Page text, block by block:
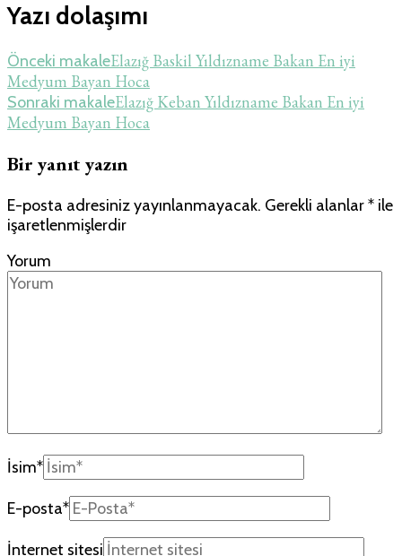
Yazı dolaşımı
Önceki makaleElazığ Baskil Yıldızname Bakan En iyi
Medyum Bayan Hoca
Sonraki makaleElazığ Keban Yıldızname Bakan En iyi
Medyum Bayan Hoca
Bir yanıt yazın
E-posta adresiniz yayınlanmayacak. Gerekli alanlar* ile
işaretlenmişlerdir
Yorum
İsim*
E-posta*
İnternet sitesi